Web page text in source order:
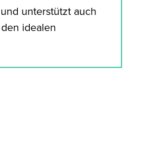
unterstützt auch
idealen